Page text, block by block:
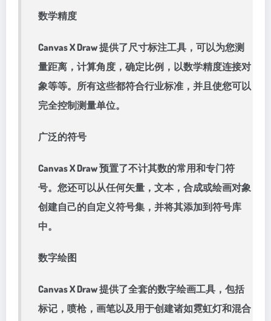
数学精度
Canvas X Draw 提供了尺寸标注工具，可以为您测
量距离，计算角度，确定比例，以数学精度连接对
象等等。所有这些都符合行业标准，并且使您可以
完全控制测量单位。
广泛的符号
Canvas X Draw 预置了不计其数的常用和专门符
号。您还可以从任何矢量，文本，合成或绘画对象
创建自己的自定义符号集，并将其添加到符号库
中。
数字绘图
Canvas X Draw 提供了全套的数字绘画工具，包括
标记，喷枪，画笔以及用于创建诸如霓虹灯和混合